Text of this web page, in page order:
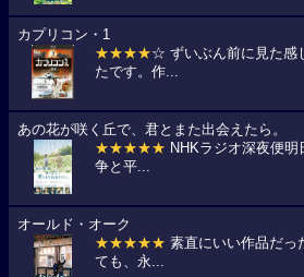
カプリコン・1
★★★★☆ ずいぶん前に見た感
たです。作...
あの花が咲く丘で、君とまた出会えたら。
★★★★★ NHKラジオ深夜便
争と平...
オールド・オーク
★★★★★ 素直にいい作品だっ
ても、永...